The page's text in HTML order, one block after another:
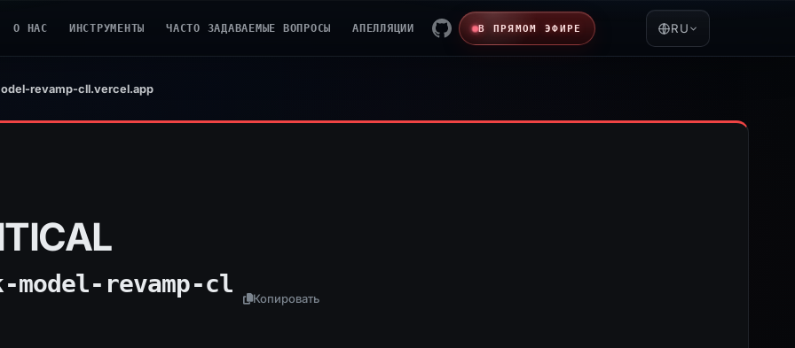
О НАС ИНСТРУМЕНТЫ ЧАСТО ЗАДАВАЕМЫЕ ВОПРОСЫ АПЕЛЛЯЦИИ В ПРЯМОМ ЭФИРЕ RU
revamp-cll.vercel.app
model-revamp-cl Копировать